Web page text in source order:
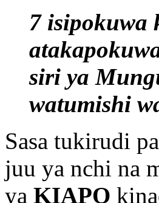
7 isipokuwa
siri ya
watumishi
Sasa tukirudi
juu ya nchi na
ya KIAPO